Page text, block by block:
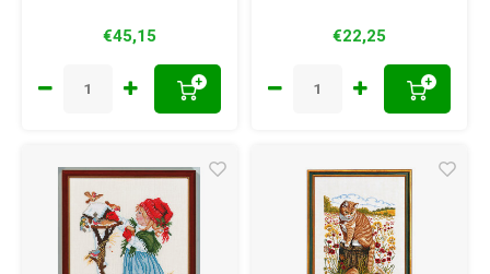
€45,15
+
€22,25
+